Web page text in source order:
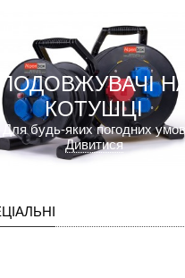
ПОДОВЖУВАЧІ НА
КОТУШЦІ
Для будь-яких погодних умов
Дивитися